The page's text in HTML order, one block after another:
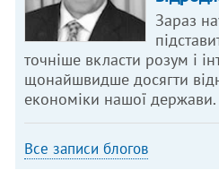
Зараз
точніше вкласти розум і
щонайшвидше досягти
економіки нашої держави.
Все записи блогов